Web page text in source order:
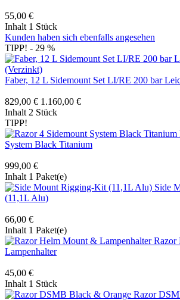
55,00 €
Inhalt 1 Stück
Kunden haben sich ebenfalls angesehen
TIPP! - 29 %
Faber, 12 L Sidemount Set LI/RE 200 bar
829,00 € 1.160,00 €
Inhalt 2 Stück
TIPP!
System Black Titanium
999,00 €
Inhalt 1 Paket(e)
Side
(11,1L Alu)
66,00 €
Inhalt 1 Paket(e)
Razor
Lampenhalter
45,00 €
Inhalt 1 Stück
Razor